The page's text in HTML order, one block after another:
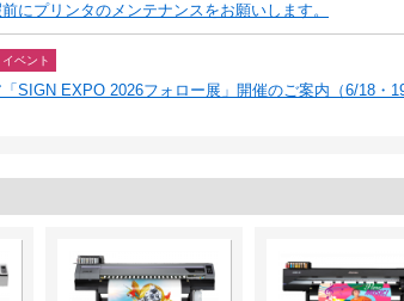
前にプリンタのメンテナンスをお願いします。
イベント
SIGN EXPO 2026フォロー展」開催のご案内（6/18・